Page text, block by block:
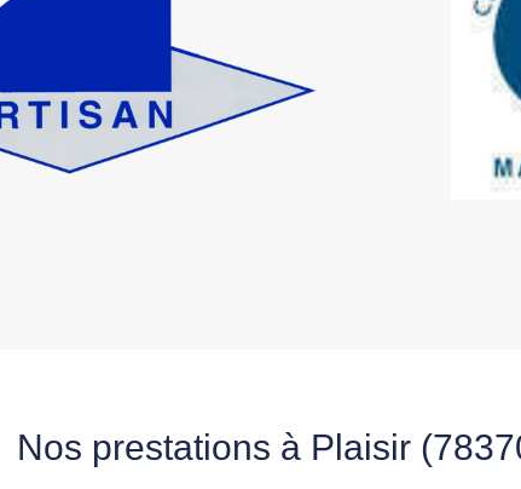
Nos prestations à Plaisir